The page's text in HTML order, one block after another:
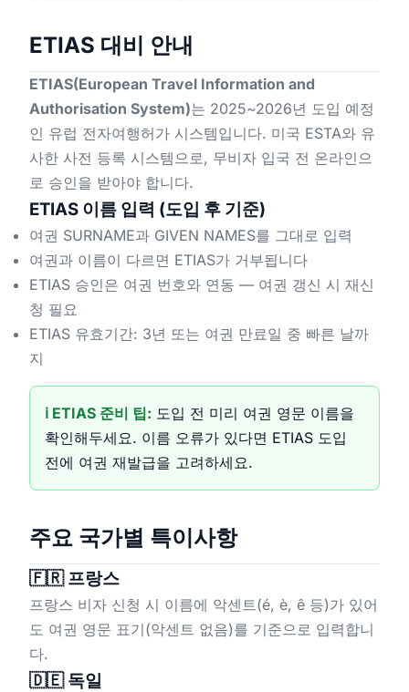
ETIAS 대비 안내
ETIAS(European Travel Information and
Authorisation System)는 2025~2026년 도입 예정
인 유럽 전자여행허가 시스템입니다. 미국 ESTA와 유
사한 사전 등록 시스템으로, 무비자 입국 전 온라인으
로 승인을 받아야 합니다.
ETIAS 이름 입력 (도입 후 기준)
여권 SURNAME과 GIVEN NAMES를 그대로 입력
여권과 이름이 다르면 ETIAS가 거부됩니다
ETIAS 승인은 여권 번호와 연동 — 여권 갱신 시 재신
청 필요
ETIAS 유효기간: 3년 또는 여권 만료일 중 빠른 날까
지
ℹ️ ETIAS 준비 팁: 도입 전 미리 여권 영문 이름을
확인해두세요. 이름 오류가 있다면 ETIAS 도입
전에 여권 재발급을 고려하세요.
주요 국가별 특이사항
🇫🇷 프랑스
프랑스 비자 신청 시 이름에 악센트(é, è, ê 등)가 있어
도 여권 영문 표기(악센트 없음)를 기준으로 입력합니
다.
🇩🇪 독일